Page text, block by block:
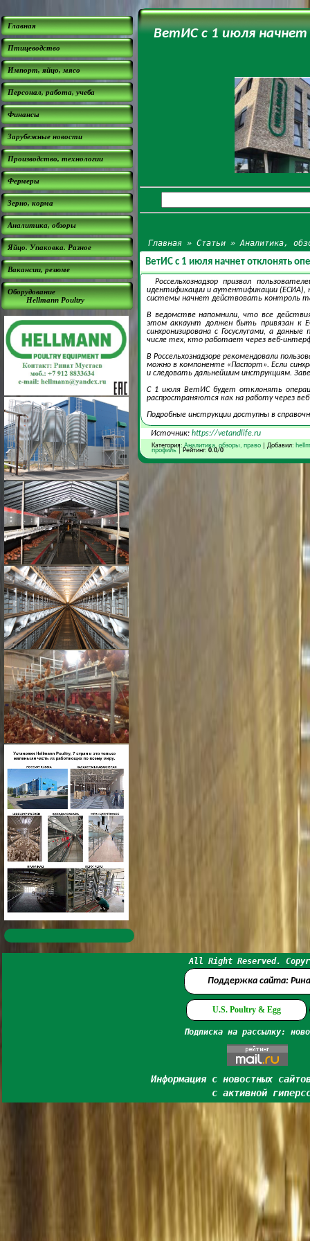
Главная
Птицеводство
Импорт, яйцо, мясо
Персонал, работа, учеба
Финансы
Зарубежные новости
Производство, технологии
Фермеры
Зерно, корма
Аналитика, обзоры
Яйцо. Упаковка. Разное
Вакансии, резюме
Оборудование
Hellmann Poultry
ВетИС с 1 июля начнет
Главная »Статьи »Аналитика,
ВетИС с 1 июля начнет отклонять
Россельхознадзор призвал
идентификации и аутентификации (ЕСИА),
системы начнет действовать контроль
В ведомстве напомнили, что все
этом аккаунт должен быть привязан к
синхронизирована с Госуслугами, а
числе тех, кто работает через веб-
В Россельхознадзоре рекомендовали
можно в компоненте «Паспорт». Если
и следовать дальнейшим инструкциям.
С 1 июля ВетИС будет отклонять
распространяются как на работу через
Подробные инструкции доступны в
Источник: https://vetandlife.ru
Категория: Аналитика, обзоры, право| Добавил:
профиль| Рейтинг: 0.0/0
All Right Reserved.
Поддержка сайта:
U.S. Poultry & Egg
Подписка на рассылку:
Информация с новостных
с активной